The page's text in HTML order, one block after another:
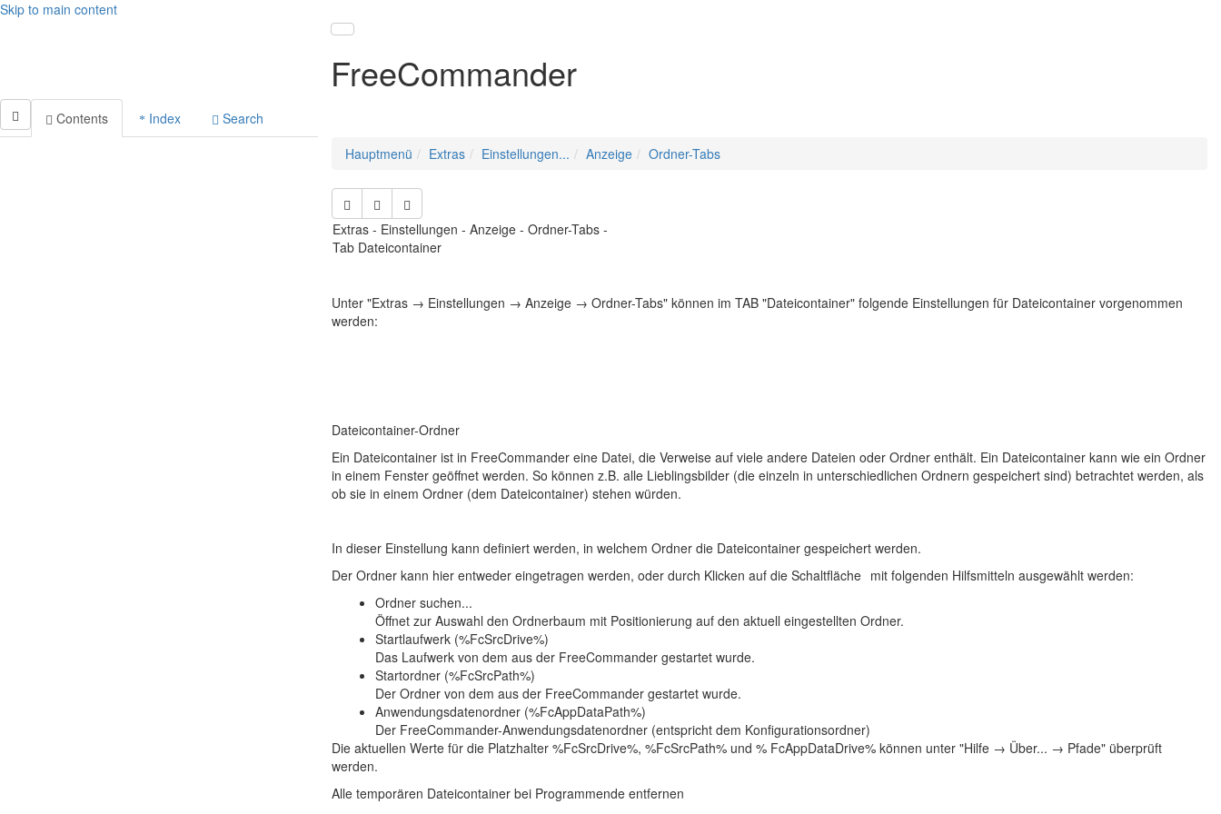
Skip to main content
Toggle navigation
FreeCommander
Contents Index
Search
Hauptmenü
Extras Einstellungen... Anzeige Ordner-Tabs
Extras - Einstellungen - Anzeige - Ordner-Tabs -
Tab Dateicontainer
Unter "Extras → Einstellungen → Anzeige → Ordner-Tabs" können im TAB "Dateicontainer" folgende Einstellungen für Dateicontainer vorgenommen
werden:
Dateicontainer-Ordner
Ein Dateicontainer ist in FreeCommander eine Datei, die Verweise auf viele andere Dateien oder Ordner enthält. Ein Dateicontainer kann wie ein Ordner
in einem Fenster geöffnet werden. So können z.B. alle Lieblingsbilder (die einzeln in unterschiedlichen Ordnern gespeichert sind) betrachtet werden, als
ob sie in einem Ordner (dem Dateicontainer) stehen würden.
In dieser Einstellung kann definiert werden, in welchem Ordner die Dateicontainer gespeichert werden.
Der Ordner kann hier entweder eingetragen werden, oder durch Klicken auf die Schaltfläche mit folgenden Hilfsmitteln ausgewählt werden:
Ordner suchen...
Öffnet zur Auswahl den Ordnerbaum mit Positionierung auf den aktuell eingestellten Ordner.
Startlaufwerk (%FcSrcDrive%)
Das Laufwerk von dem aus der FreeCommander gestartet wurde.
Startordner (%FcSrcPath%)
Der Ordner von dem aus der FreeCommander gestartet wurde.
Anwendungsdatenordner (%FcAppDataPath%)
Der FreeCommander-Anwendungsdatenordner (entspricht dem Konfigurationsordner)
Die aktuellen Werte für die Platzhalter %FcSrcDrive%, %FcSrcPath% und % FcAppDataDrive% können unter "Hilfe → Über... → Pfade" überprüft
werden.
Alle temporären Dateicontainer bei Programmende entfernen